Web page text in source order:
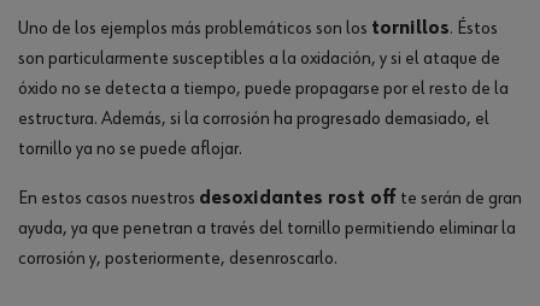
Uno de los ejemplos más problemáticos son los tornillos. Éstos
son particularmente susceptibles a la oxidación, y si el ataque de
óxido no se detecta a tiempo, puede propagarse por el resto de la
estructura. Además, si la corrosión ha progresado demasiado, el
tornillo ya no se puede aflojar.
En estos casos nuestros desoxidantes rost off te serán de gran
ayuda, ya que penetran a través del tornillo permitiendo eliminar la
corrosión y, posteriormente, desenroscarlo.